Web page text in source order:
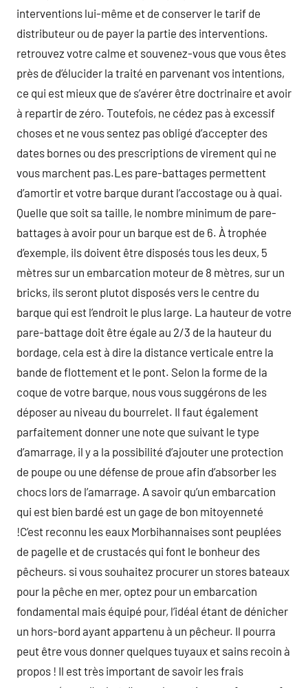
interventions lui-même et de conserver le tarif de
distributeur ou de payer la partie des interventions.
retrouvez votre calme et souvenez-vous que vous êtes
près de d’élucider la traité en parvenant vos intentions,
ce qui est mieux que de s’avérer être doctrinaire et avoir
à repartir de zéro. Toutefois, ne cédez pas à excessif
choses et ne vous sentez pas obligé d’accepter des
dates bornes ou des prescriptions de virement qui ne
vous marchent pas.Les pare-battages permettent
d’amortir et votre barque durant l’accostage ou à quai.
Quelle que soit sa taille, le nombre minimum de pare-
battages à avoir pour un barque est de 6. À trophée
d’exemple, ils doivent être disposés tous les deux, 5
mètres sur un embarcation moteur de 8 mètres, sur un
bricks, ils seront plutot disposés vers le centre du
barque qui est l’endroit le plus large. La hauteur de votre
pare-battage doit être égale au 2/3 de la hauteur du
bordage, cela est à dire la distance verticale entre la
bande de flottement et le pont. Selon la forme de la
coque de votre barque, nous vous suggérons de les
déposer au niveau du bourrelet. Il faut également
parfaitement donner une note que suivant le type
d’amarrage, il y a la possibilité d’ajouter une protection
de poupe ou une défense de proue afin d’absorber les
chocs lors de l’amarrage. A savoir qu’un embarcation
qui est bien bardé est un gage de bon mitoyenneté
!C’est reconnu les eaux Morbihannaises sont peuplées
de pagelle et de crustacés qui font le bonheur des
pêcheurs. si vous souhaitez procurer un stores bateaux
pour la pêche en mer, optez pour un embarcation
fondamental mais équipé pour, l’idéal étant de dénicher
un hors-bord ayant appartenu à un pêcheur. Il pourra
peut être vous donner quelques tuyaux et sains recoin à
propos ! Il est très important de savoir les frais